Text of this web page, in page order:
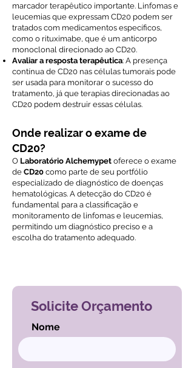
marcador terapêutico importante. Linfomas e
leucemias que expressam CD20 podem ser
tratados com medicamentos específicos,
como o rituximabe, que é um anticorpo
monoclonal direcionado ao CD20.
Avaliar a resposta terapêutica: A presença
contínua de CD20 nas células tumorais pode
ser usada para monitorar o sucesso do
tratamento, já que terapias direcionadas ao
CD20 podem destruir essas células.
Onde realizar o exame de
CD20?
O Laboratório Alchemypet oferece o exame
de CD20 como parte de seu portfólio
especializado de diagnóstico de doenças
hematológicas. A detecção do CD20 é
fundamental para a classificação e
monitoramento de linfomas e leucemias,
permitindo um diagnóstico preciso e a
escolha do tratamento adequado.
Solicite Orçamento
Nome